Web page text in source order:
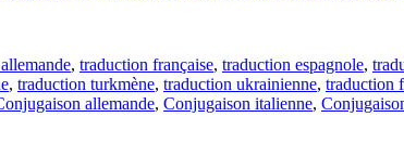
, traduction française, traduction espagnole,
, traduction turkmène, traduction ukrainienne, traduction
allemande, Conjugaison italienne,